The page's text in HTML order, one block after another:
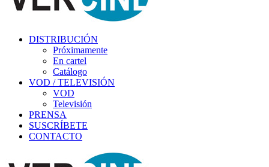
DISTRIBUCIÓN
Próximamente
En cartel
Catálogo
VOD / TELEVISIÓN
VOD
Televisión
PRENSA
SUSCRÍBETE
CONTACTO